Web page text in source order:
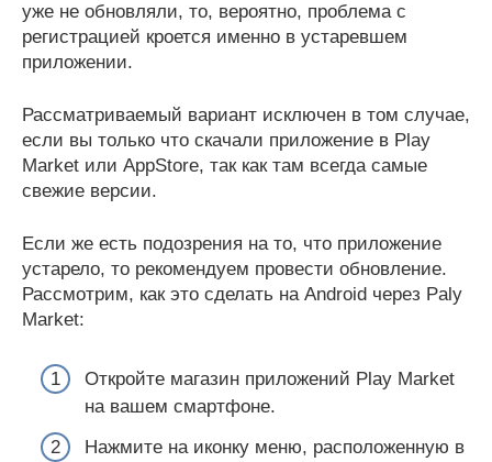
уже не обновляли, то, вероятно, проблема с
регистрацией кроется именно в устаревшем
приложении.
Рассматриваемый вариант исключен в том случае,
если вы только что скачали приложение в Play
Market или AppStore, так как там всегда самые
свежие версии.
Если же есть подозрения на то, что приложение
устарело, то рекомендуем провести обновление.
Рассмотрим, как это сделать на Android через Paly
Market:
Откройте магазин приложений Play Market
на вашем смартфоне.
Нажмите на иконку меню, расположенную в